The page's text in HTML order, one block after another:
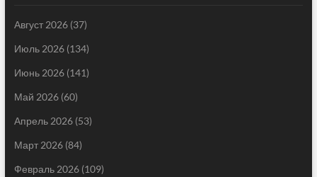
Август 2026(37)
Июль 2026(134)
Июнь 2026(141)
Май 2026(60)
Апрель 2026(53)
Март 2026(84)
Февраль 2026(109)